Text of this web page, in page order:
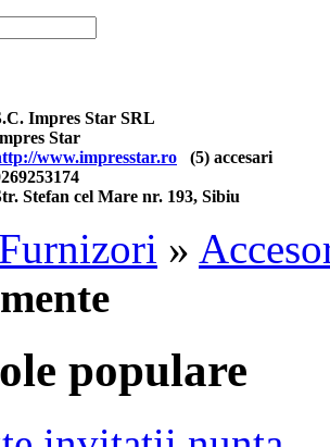
Impres Star SRL
Star
www.impresstar.ro (5) accesari
Stefan cel Mare nr. 193, Sibiu
Furnizori »
populare